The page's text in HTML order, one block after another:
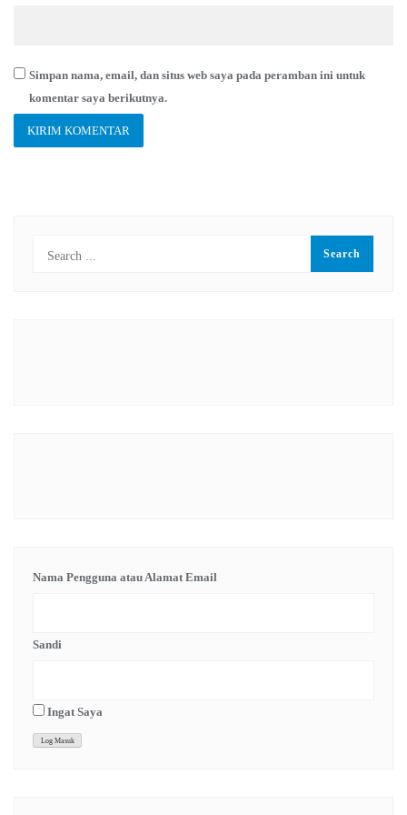
Simpan nama, email, dan situs web saya pada peramban ini untuk
komentar saya berikutnya.
Nama Pengguna atau Alamat Email
Sandi
Ingat Saya